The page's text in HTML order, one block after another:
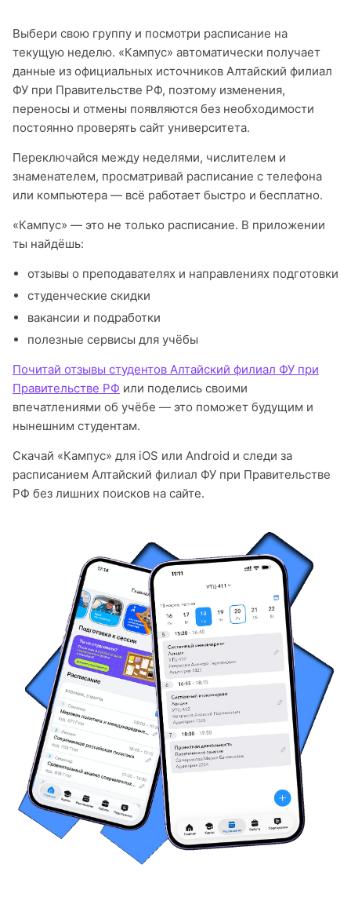
Выбери свою группу и посмотри расписание на
текущую неделю. «Кампус» автоматически получает
данные из официальных источников Алтайский филиал
ФУ при Правительстве РФ, поэтому изменения,
переносы и отмены появляются без необходимости
постоянно проверять сайт университета.
Переключайся между неделями, числителем и
знаменателем, просматривай расписание с телефона
или компьютера — всё работает быстро и бесплатно.
«Кампус» — это не только расписание. В приложении
ты найдёшь:
отзывы о преподавателях и направлениях подготовки
студенческие скидки
вакансии и подработки
полезные сервисы для учёбы
Почитай отзывы студентов Алтайский филиал ФУ при
Правительстве РФ или поделись своими
впечатлениями об учёбе — это поможет будущим и
нынешним студентам.
Скачай «Кампус» для iOS или Android и следи за
расписанием Алтайский филиал ФУ при Правительстве
РФ без лишних поисков на сайте.